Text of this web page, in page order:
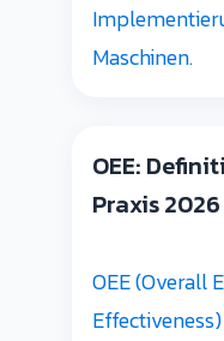
Maschinen.
OEE:
Praxis 2026
OEE (Overall